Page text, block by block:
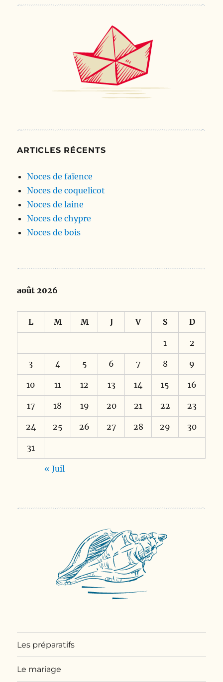
ARTICLES RÉCENTS
Noces de faïence
Noces de coquelicot
Noces de laine
Noces de chypre
Noces de bois
août 2026
L M M J V S D
1 2
3 4 5 6 7 8 9
10 11 12 13 14 15 16
17 18 19 20 21 22 23
24 25 26 27 28 29 30
31
« Juil
Les préparatifs
Le mariage